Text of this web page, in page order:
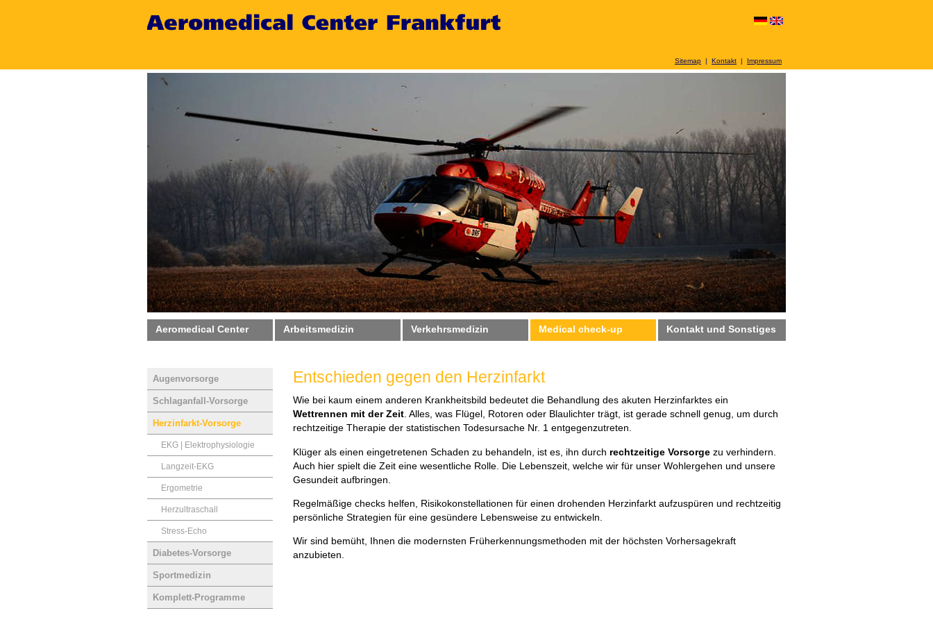
Sitemap | Kontakt | Impressum
Aeromedical Center Arbeitsmedizin Verkehrsmedizin Medical check-up Kontakt und Sonstiges
Augenvorsorge
Schlaganfall-Vorsorge
Herzinfarkt-Vorsorge
EKG | Elektrophysiologie
Langzeit-EKG
Ergometrie
Herzultraschall
Stress-Echo
Diabetes-Vorsorge
Sportmedizin
Komplett-Programme
Entschieden gegen den Herzinfarkt
Wie bei kaum einem anderen Krankheitsbild bedeutet die Behandlung des akuten Herzinfarktes ein
Wettrennen mit der Zeit. Alles, was Flügel, Rotoren oder Blaulichter trägt, ist gerade schnell genug, um durch
rechtzeitige Therapie der statistischen Todesursache Nr. 1 entgegenzutreten.
Klüger als einen eingetretenen Schaden zu behandeln, ist es, ihn durch rechtzeitige Vorsorge zu verhindern.
Auch hier spielt die Zeit eine wesentliche Rolle. Die Lebenszeit, welche wir für unser Wohlergehen und unsere
Gesundeit aufbringen.
Regelmäßige checks helfen, Risikokonstellationen für einen drohenden Herzinfarkt aufzuspüren und rechtzeitig
persönliche Strategien für eine gesündere Lebensweise zu entwickeln.
Wir sind bemüht, Ihnen die modernsten Früherkennungsmethoden mit der höchsten Vorhersagekraft
anzubieten.